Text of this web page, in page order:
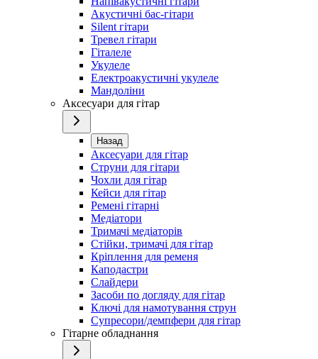
Акустичні бас-гітари
Silent гітари
Тревел гітари
Гіталеле
Укулеле
Електроакустичні укулеле
Мандоліни
Аксесуари для гітар
Назад
Аксесуари для гітар
Струни для гітари
Чохли для гітар
Кейси для гітар
Ремені гітарні
Медіатори
Тримачі медіаторів
Стійки, тримачі для гітар
Кріплення для ременя
Каподастри
Слайдери
Засоби по догляду для гітар
Ключі для намотування струн
Супресори/демпфери для гітар
Гітарне обладнання